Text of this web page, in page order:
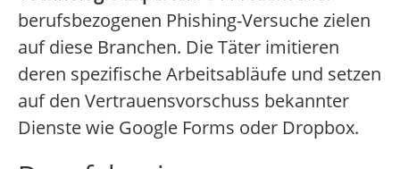
berufsbezogenen Phishing-Versuche zielen
auf diese Branchen. Die Täter imitieren
deren spezifische Arbeitsabläufe und setzen
auf den Vertrauensvorschuss bekannter
Dienste wie Google Forms oder Dropbox.